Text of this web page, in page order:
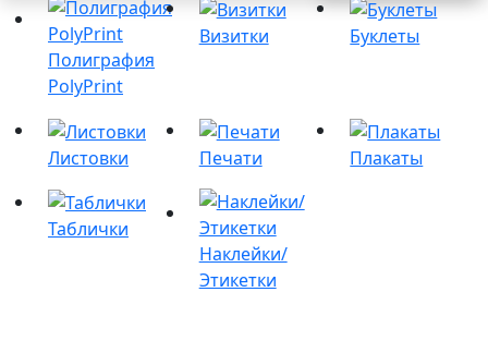
Полиграфия
PolyPrint
Визитки Буклеты
Листовки Печати Плакаты
Таблички
Наклейки/
Этикетки